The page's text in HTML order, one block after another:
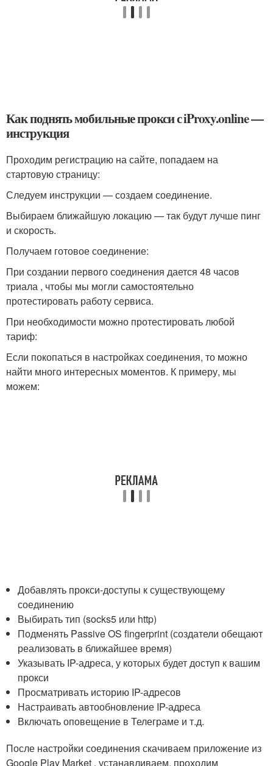
Как поднять мобильные прокси с iProxy.online —
инструкция
Проходим регистрацию на сайте, попадаем на
стартовую страницу:
Следуем инструкции — создаем соединение.
Выбираем ближайшую локацию — так будут лучше пинг
и скорость.
Получаем готовое соединение:
При создании первого соединения дается 48 часов
триала , чтобы мы могли самостоятельно
протестировать работу сервиса.
При необходимости можно протестировать любой
тариф:
Если покопаться в настройках соединения, то можно
найти много интересных моментов. К примеру, мы
можем:
Добавлять прокси-доступы к существующему
соединению
Выбирать тип (socks5 или http)
Подменять Passive OS fingerprint (создатели обещают
реализовать в ближайшее время)
Указывать IP-адреса, у которых будет доступ к вашим
прокси
Просматривать историю IP-адресов
Настраивать автообновление IP-адреса
Включать оповещение в Телеграме и т.д.
После настройки соединения скачиваем приложение из
Google Play Market , устанавливаем, проходим